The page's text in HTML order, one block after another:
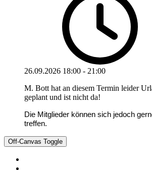
26.09.2026 18:00 - 21:00
M. Bott hat an diesem Termin leider
geplant und ist nicht da!
Die Mitglieder können sich jedoch
treffen.
Off-Canvas Toggle